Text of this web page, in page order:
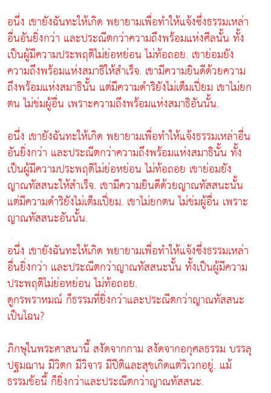
อนึ่ง เขายังฉันทะให้เกิด พยายามเพื่อทำให้แจ้งซึ่งธรรมเหล่า
อื่นอันยิ่งกว่า และประณีตกว่าความถึงพร้อมแห่งศีลนั้น ทั้ง
เป็นผู้มีความประพฤติไม่ย่อหย่อน ไม่ท้อถอย. เขาย่อมยัง
ความถึงพร้อมแห่งสมาธิให้สำเร็จ. เขามีความยินดีด้วยความ
ถึงพร้อมแห่งสมาธินั้น แต่มีความดำริยังไม่เต็มเปี่ยม เขาไม่ยก
ตน ไม่ข่มผู้อื่น เพราะความถึงพร้อมแห่งสมาธิอันนั้น.
อนึ่ง เขายังฉันทะให้เกิด พยายามเพื่อทำให้แจ้งธรรมเหล่าอื่น
อันยิ่งกว่า และประณีตกว่าความถึงพร้อมแห่งสมาธินั้น ทั้ง
เป็นผู้มีความประพฤติไม่ย่อหย่อน ไม่ท้อถอย เขาย่อมยัง
ญาณทัสสนะให้สำเร็จ. เขามีความยินดีด้วยญาณทัสสนะนั้น
แต่มีความดำริยังไม่เต็มเปี่ยม. เขาไม่ยกตน ไม่ข่มผู้อื่น เพราะ
ญาณทัสสนะอันนั้น.
อนึ่ง เขายังฉันทะให้เกิด พยายามเพื่อทำให้แจ้งซึ่งธรรมเหล่า
อื่นยิ่งกว่า และประณีตกว่าญาณทัสสนะนั้น ทั้งเป็นผู้มีความ
ประพฤติไม่ย่อหย่อน ไม่ท้อถอย.
ดูกรพราหมณ์ ก็ธรรมที่ยิ่งกว่าและประณีตกว่าญาณทัสสนะ
เป็นไฉน?
ภิกษุในพระศาสนานี้ สงัดจากกาม สงัดจากอกุศลธรรม บรรลุ
ปฐมฌาน มีวิตก มีวิจาร มีปีติและสุขเกิดแต่วิเวกอยู่. แม้
ธรรมข้อนี้ ก็ยิ่งกว่าและประณีตกว่าญาณทัสสนะ.